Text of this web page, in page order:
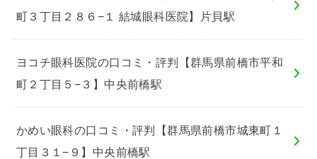
町３丁目２８６−１ 結城眼科医院】片貝駅
ヨコチ眼科医院の口コミ・評判【群馬県前橋市平和
町２丁目５−３】中央前橋駅
かめい眼科の口コミ・評判【群馬県前橋市城東町１
丁目３１−９】中央前橋駅